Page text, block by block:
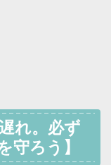
れ。必ず
守ろう】